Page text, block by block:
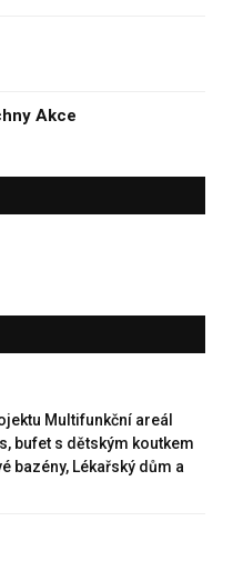
Akce
Multifunkční areál
bufet s dětským koutkem
bazény, Lékařský dům a